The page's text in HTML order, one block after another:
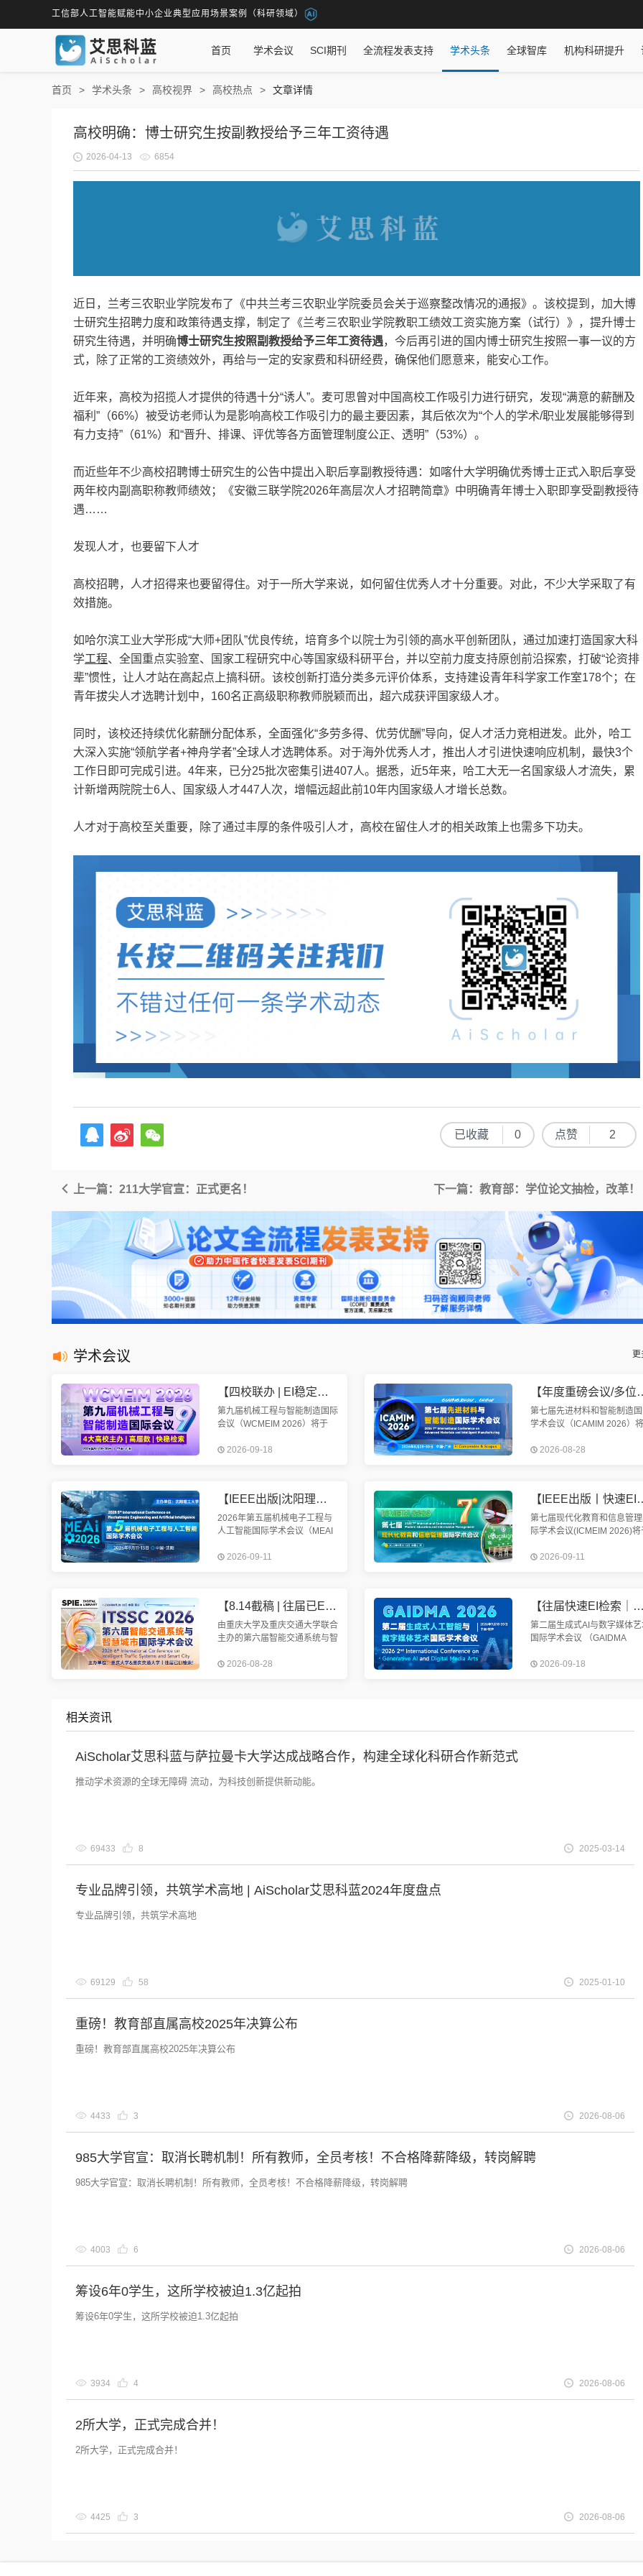
工信部人工智能赋能中小企业典型应用场景案例（科研领域）
首页 学术会议 SCI期刊 全流程发表支持 学术头条 全球智库 机构科研提升
首页 学术头条 高校视界 高校热点 文章详情
高校明确：博士研究生按副教授给予三年工资待遇
2026-04-13 6854
近日，兰考三农职业学院发布了《中共兰考三农职业学院委员会关于巡察整改情况的通报》。该校提到，加大博
士研究生招聘力度和政策待遇支撑，制定了《兰考三农职业学院教职工绩效工资实施方案（试行）》，提升博士
研究生待遇，并明确博士研究生按照副教授给予三年工资待遇，今后再引进的国内博士研究生按照一事一议的方
式，除了正常的工资绩效外，再给与一定的安家费和科研经费，确保他们愿意来，能安心工作。
近年来，高校为招揽人才提供的待遇十分“诱人”。麦可思曾对中国高校工作吸引力进行研究，发现“满意的薪酬及
福利”（66%）被受访老师认为是影响高校工作吸引力的最主要因素，其后依次为“个人的学术/职业发展能够得到
有力支持”（61%）和“晋升、排课、评优等各方面管理制度公正、透明”（53%）。
而近些年不少高校招聘博士研究生的公告中提出入职后享副教授待遇：如喀什大学明确优秀博士正式入职后享受
两年校内副高职称教师绩效；《安徽三联学院2026年高层次人才招聘简章》中明确青年博士入职即享受副教授待
遇……
发现人才，也要留下人才
高校招聘，人才招得来也要留得住。对于一所大学来说，如何留住优秀人才十分重要。对此，不少大学采取了有
效措施。
如哈尔滨工业大学形成“大师+团队”优良传统，培育多个以院士为引领的高水平创新团队，通过加速打造国家大科
学工程、全国重点实验室、国家工程研究中心等国家级科研平台，并以空前力度支持原创前沿探索，打破“论资排
辈”惯性，让人才站在高起点上搞科研。该校创新打造分类多元评价体系，支持建设青年科学家工作室178个；在
青年拔尖人才选聘计划中，160名正高级职称教师脱颖而出，超六成获评国家级人才。
同时，该校还持续优化薪酬分配体系，全面强化“多劳多得、优劳优酬”导向，促人才活力竞相迸发。此外，哈工
大深入实施“领航学者+神舟学者”全球人才选聘体系。对于海外优秀人才，推出人才引进快速响应机制，最快3个
工作日即可完成引进。4年来，已分25批次密集引进407人。据悉，近5年来，哈工大无一名国家级人才流失，累
计新增两院院士6人、国家级人才447人次，增幅远超此前10年内国家级人才增长总数。
人才对于高校至关重要，除了通过丰厚的条件吸引人才，高校在留住人才的相关政策上也需多下功夫。
已收藏 0 点赞 2
上一篇：211大学官宣：正式更名！ 下一篇：教育部：学位论文抽检，改革！
学术会议 更
【四校联办 | EI稳定检索 | 往届均已检索】第九届机械工程与智能制造国际会议（WCMEIM 2026）
第九届机械工程与智能制造国际
会议（WCMEIM 2026）将于
开。会议将围绕机械工程与智能
2026-09-18
【年度重磅会议/多位院士报告/EI快检
第七届先进材料和智能制造
学术会议（ICAMIM 2026）将
州召开。本次会议旨在加强世
2026-08-28
【IEEE出版|沈阳理工大学主办】第五届机械电子工程与人工智能国际学术会议（MEAI 2026）
2026年第五届机械电子工程与
人工智能国际学术会议（MEAI
13日在美丽的辽宁省沈阳市隆
2026-09-11
【IEEE出版丨快速EI检索丨院士、会士
第七届现代化教育和信息管理
际学术会议(ICMEIM 2026)将
隆重举行。我国科学谋划、精
2026-09-11
【8.14截稿 | 往届已EI检索 | SCIE期刊征稿】第六届智能交通系统与智慧城市国际学术会议（ITSSC 2026）
由重庆大学及重庆交通大学联合
主办的第六届智能交通系统与智
2026）将于2026年8月28-30日
2026-08-28
【往届快速EI检索｜ACM出版｜高校主办】第二届生成式AI与数字媒体艺术国际学术会议 (GAIDMA 2026)
第二届生成式AI与数字媒体
国际学术会议 （GAIDMA
在中国-桂林召开。近年来，生
2026-09-18
相关资讯
AiScholar艾思科蓝与萨拉曼卡大学达成战略合作，构建全球化科研合作新范式
推动学术资源的全球无障碍 流动，为科技创新提供新动能。
69433 8 2025-03-14
专业品牌引领，共筑学术高地 | AiScholar艾思科蓝2024年度盘点
专业品牌引领，共筑学术高地
69129 58 2025-01-10
重磅！教育部直属高校2025年决算公布
重磅！教育部直属高校2025年决算公布
4433 3 2026-08-06
985大学官宣：取消长聘机制！所有教师，全员考核！不合格降薪降级，转岗解聘
985大学官宣：取消长聘机制！所有教师，全员考核！不合格降薪降级，转岗解聘
4003 6 2026-08-06
筹设6年0学生，这所学校被迫1.3亿起拍
筹设6年0学生，这所学校被迫1.3亿起拍
3934 4 2026-08-06
2所大学，正式完成合并！
2所大学，正式完成合并！
4425 3 2026-08-06